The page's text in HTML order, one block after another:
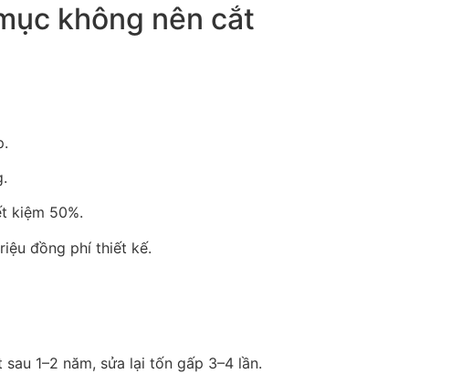
không nên cắt
kiệm 50%.
đồng phí thiết kế.
1–2 năm, sửa lại tốn gấp 3–4 lần.